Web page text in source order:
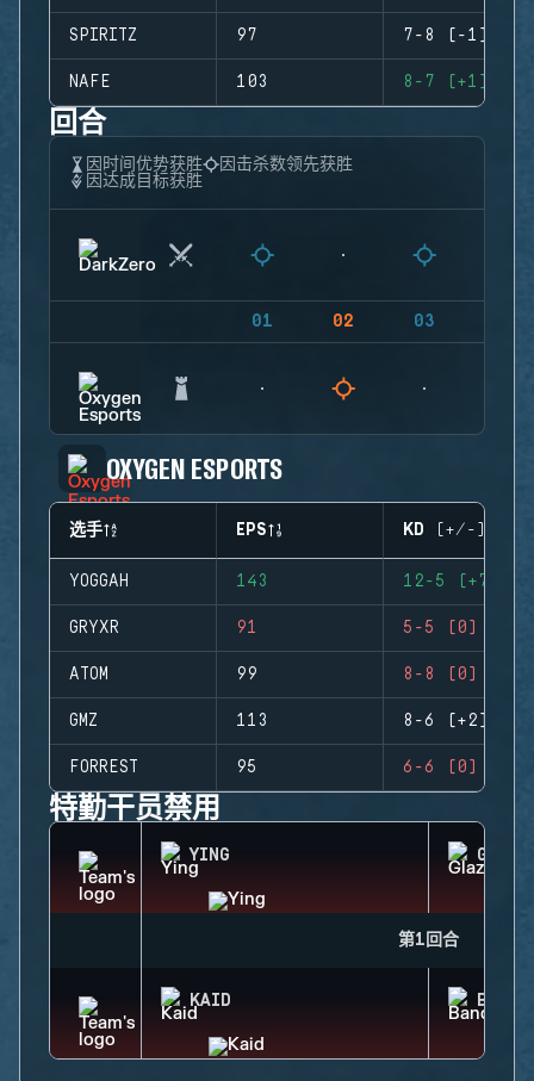
SPIRITZ 97 7-8 (-1)
NAFE 103 8-7 (+1)
回合
因时间优势获胜
因击杀数领先获胜
因达成目标获胜
01 02 03
OXYGEN ESPORTS
选手 EPS KD (+/-)
YOGGAH 143 12-5 (+7)
GRYXR 91 5-5 (0)
ATOM 99 8-8 (0)
GMZ 113 8-6 (+2)
FORREST 95 6-6 (0)
特勤干员禁用
YING GLAZ
第1回合
KAID